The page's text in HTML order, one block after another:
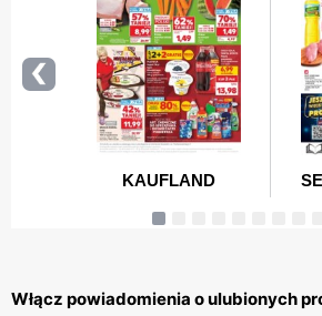
Włącz powiadomienia o ulubionych